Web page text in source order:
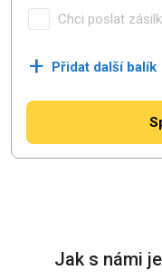
Chci poslat
+ Přidat další balík
Jak s námi